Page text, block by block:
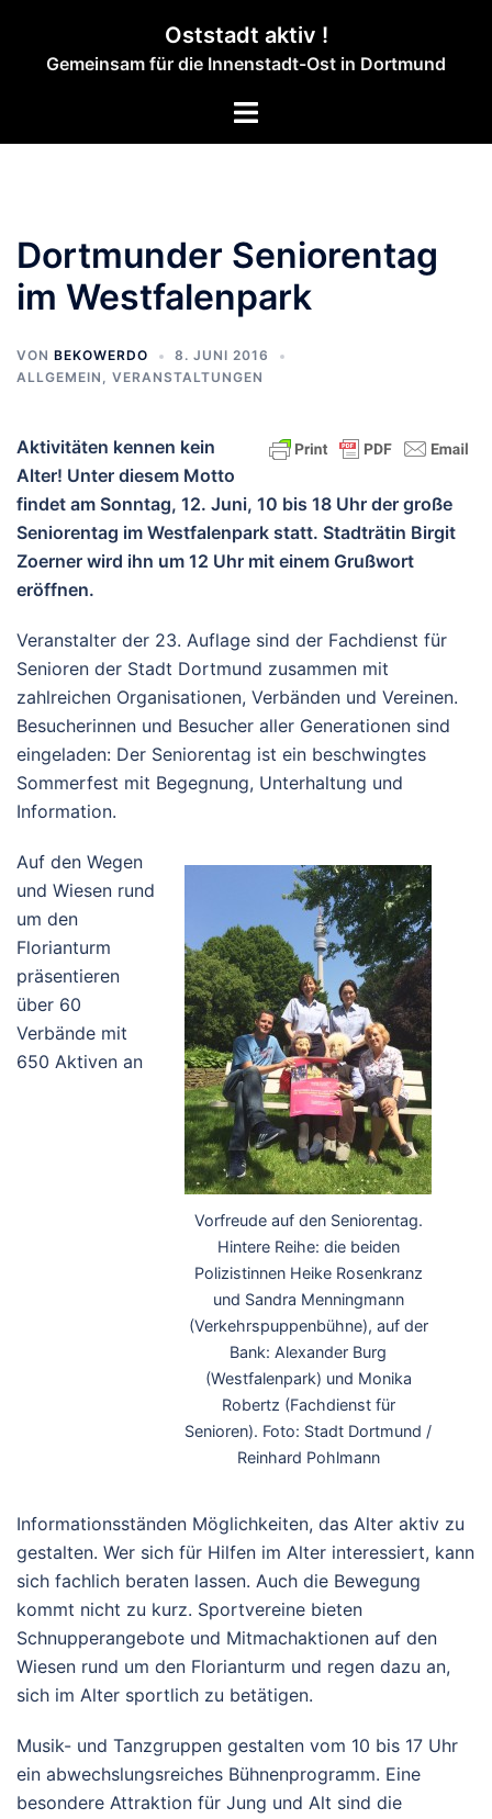
springen
Oststadt aktiv !
Gemeinsam für die Innenstadt-Ost in Dortmund
Menü
Dortmunder Seniorentag
im Westfalenpark
VON BEKOWERDO
8. JUNI 2016
ALLGEMEIN , VERANSTALTUNGEN
Aktivitäten kennen kein
Alter! Unter diesem Motto
findet am Sonntag, 12. Juni, 10 bis 18 Uhr der große
Seniorentag im Westfalenpark statt. Stadträtin Birgit
Zoerner wird ihn um 12 Uhr mit einem Grußwort
eröffnen.
Veranstalter der 23. Auflage sind der Fachdienst für
Senioren der Stadt Dortmund zusammen mit
zahlreichen Organisationen, Verbänden und Vereinen.
Besucherinnen und Besucher aller Generationen sind
eingeladen: Der Seniorentag ist ein beschwingtes
Sommerfest mit Begegnung, Unterhaltung und
Information.
Vorfreude auf den Seniorentag.
Hintere Reihe: die beiden
Polizistinnen Heike Rosenkranz
und Sandra Menningmann
(Verkehrspuppenbühne), auf der
Bank: Alexander Burg
(Westfalenpark) und Monika
Robertz (Fachdienst für
Senioren). Foto: Stadt Dortmund /
Reinhard Pohlmann
Auf den Wegen
und Wiesen rund
um den
Florianturm
präsentieren
über 60
Verbände mit
650 Aktiven an
Informationsständen Möglichkeiten, das Alter aktiv zu
gestalten. Wer sich für Hilfen im Alter interessiert, kann
sich fachlich beraten lassen. Auch die Bewegung
kommt nicht zu kurz. Sportvereine bieten
Schnupperangebote und Mitmachaktionen auf den
Wiesen rund um den Florianturm und regen dazu an,
sich im Alter sportlich zu betätigen.
Musik- und Tanzgruppen gestalten vom 10 bis 17 Uhr
ein abwechslungsreiches Bühnenprogramm. Eine
besondere Attraktion für Jung und Alt sind die